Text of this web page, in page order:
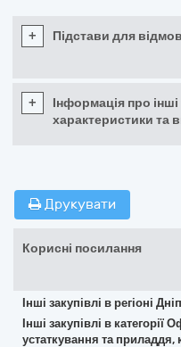
+ Підстави для
+
Інформація про інші
характеристики та
Друкувати
Корисні посилання
Інші закупівлі в регіоні
Інші закупівлі в категорії
устаткування та приладдя,